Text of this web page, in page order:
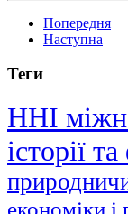
Попередня
Наступна
Теги
ННІ
історії
економіки і